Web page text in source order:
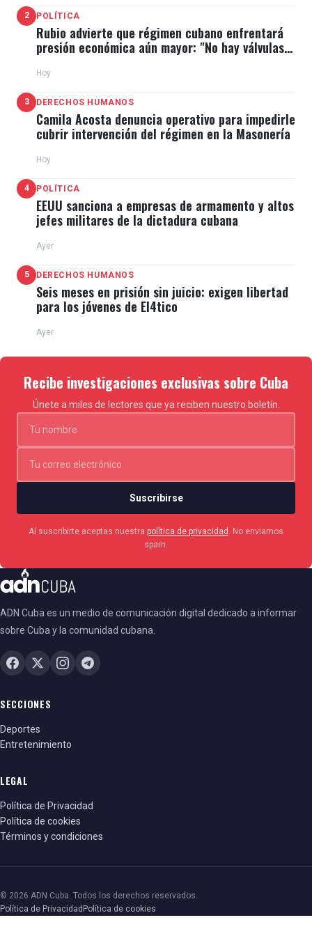
[Daniel] Ortega de Nicaragua", señaló.
Scott es un defensor de las sanciones a La Habana,
impuestas por la primera Administración Trump
(2016-2020) y espera que en este segundo mandato
estas se restablezcan y se profundicen.
Además, continuará presionando para que se
restablezcan las restricciones de viaje durante este
año.
al pueblo cubano, ayuda al régimen a oprimirlo",
concluyó.
2 POLÍTICA
Rubio advierte que régimen cubano enfrentará
presión económica aún mayor: "No hay válvulas
Hoy
3 DERECHOS HUMANOS
Camila Acosta denuncia operativo para impedirle
cubrir intervención del régimen en la Masonería
Hoy
4 POLÍTICA
EEUU sanciona a empresas de armamento y altos
jefes militares de la dictadura cubana
Ayer
5 DERECHOS HUMANOS
Seis meses en prisión sin juicio: exigen libertad
para los jóvenes de El4tico
Ayer
Recibe investigaciones exclusivas sobre Cuba
Únete a miles de lectores que ya reciben nuestro boletín.
Suscribirse
Al suscribirte aceptas nuestra política de privacidad
. No enviamos
spam.
ADN Cuba es un medio de comunicación digital dedicado a informar
sobre Cuba y la comunidad cubana.
SECCIONES
Deportes
Entretenimiento
LEGAL
Política de Privacidad
Política de cookies
Términos y condiciones
© 2026 ADN Cuba. Todos los derechos reservados.
Política de Privacidad Política de cookies